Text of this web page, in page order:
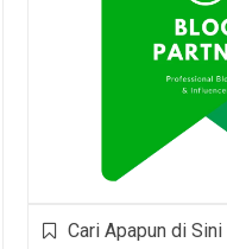
Cari Apapun di Sini